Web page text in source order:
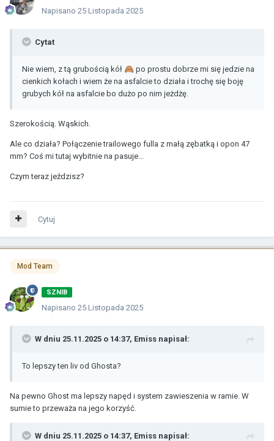
Napisano 25 Listopada 2025
Cytat
Nie wiem, z tą grubością kół 🙈 po prostu dobrze mi się jedzie na
cienkich kołach i wiem że na asfalcie to działa i trochę się boję
grubych kół na asfalcie bo dużo po nim jeżdżę.
Szerokością. Wąskich.
Ale co działa? Połączenie trailowego fulla z małą zębatką i opon 47
mm? Coś mi tutaj wybitnie na pasuje...
Czym teraz jeździsz?
Cytuj
Mod Team
SZNIB
Napisano 25 Listopada 2025
W dniu 25.11.2025 o 14:37, Emiss napisał:
To lepszy ten liv od Ghosta?
Na pewno Ghost ma lepszy napęd i system zawieszenia w ramie. W
sumie to przeważa na jego korzyść.
W dniu 25.11.2025 o 14:37, Emiss napisał: